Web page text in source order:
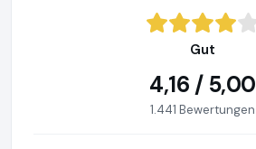
Gut
4,16 / 5,00
1.441 Bewertungen